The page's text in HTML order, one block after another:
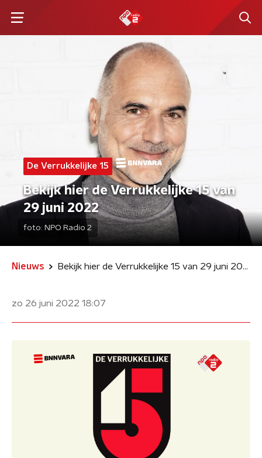
De Verrukkelijke 15
Bekijk hier de Verrukkelijke 15 van
29 juni 2022
foto: NPO Radio 2
Nieuws Bekijk hier de Verrukkelijke 15 van 29 juni 2022
zo 26 juni 2022 18:07